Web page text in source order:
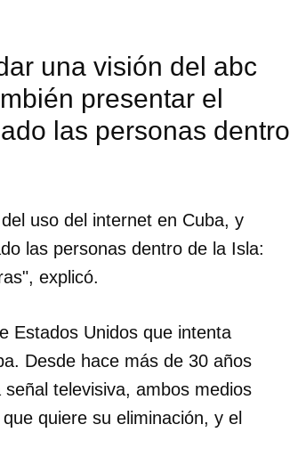
una visión del abc
presentar el
las personas dentro
uso del internet en Cuba, y
las personas dentro de la Isla:
explicó.
Estados Unidos que intenta
Desde hace más de 30 años
televisiva, ambos medios
quiere su eliminación, y el